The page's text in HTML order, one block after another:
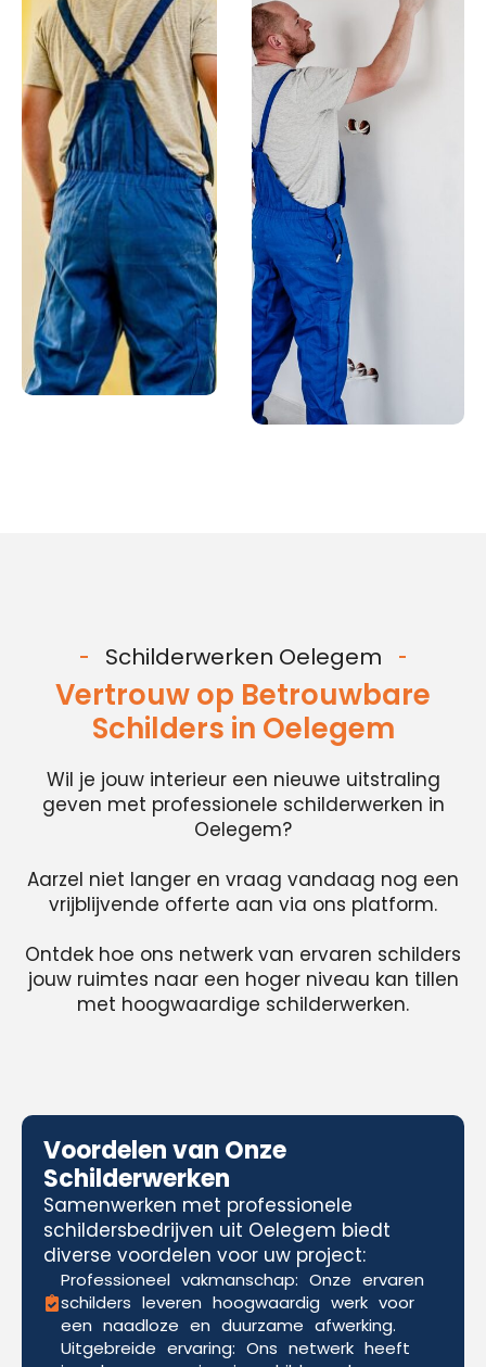
Schilderwerken Oelegem
Vertrouw op Betrouwbare
Schilders in Oelegem
Wil je jouw interieur een nieuwe uitstraling
geven met professionele schilderwerken in
Oelegem?
Aarzel niet langer en vraag vandaag nog een
vrijblijvende offerte aan via ons platform.
Ontdek hoe ons netwerk van ervaren schilders
jouw ruimtes naar een hoger niveau kan tillen
met hoogwaardige schilderwerken.
Voordelen van Onze
Schilderwerken
Samenwerken met professionele
schildersbedrijven uit Oelegem biedt
diverse voordelen voor uw project:
Professioneel vakmanschap: Onze ervaren
schilders leveren hoogwaardig werk voor
een naadloze en duurzame afwerking.
Uitgebreide ervaring: Ons netwerk heeft